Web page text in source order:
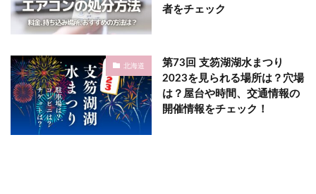
者をチェック
北海道
第73回 支笏湖湖水まつり
2023を見られる場所は？穴場
は？屋台や時間、交通情報の
開催情報をチェック！